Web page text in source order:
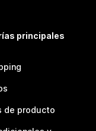
principales
de producto